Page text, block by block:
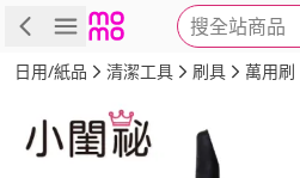
搜全站商品
商品 評價 詳情
日用/紙品 清潔工具 刷具 萬用刷